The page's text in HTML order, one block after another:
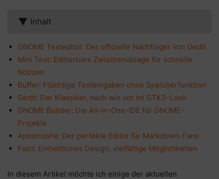
▼ Inhalt
GNOME Texteditor: Der offizielle Nachfolger von Gedit
Mini Text: Editierbare Zwischenablage für schnelle
Notizen
Buffer: Flüchtige Texteingaben ohne Speicherfunktion
Gedit: Der Klassiker, nach wie vor im GTK3-Look
GNOME Builder: Die All-in-One-IDE für GNOME-
Projekte
Apostrophe: Der perfekte Editor für Markdown-Fans
Fazit: Einheitliches Design, vielfältige Möglichkeiten
In diesem Artikel möchte ich einige der aktuellen